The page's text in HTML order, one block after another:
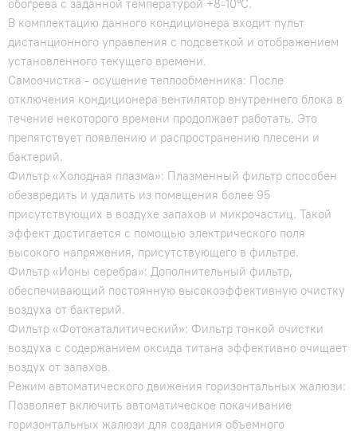
обогрева с заданной температурой +8-10°С.
В комплектацию данного кондиционера входит пульт
дистанционного управления с подсветкой и отображением
установленного текущего времени.
Самоочистка - осушение теплообменника: После
отключения кондиционера вентилятор внутреннего блока в
течение некоторого времени продолжает работать. Это
препятствует появлению и распространению плесени и
бактерий.
Фильтр «Холодная плазма»: Плазменный фильтр способен
обезвредить и удалить из помещения более 95
присутствующих в воздухе запахов и микрочастиц. Такой
эффект достигается с помощью электрического поля
высокого напряжения, присутствующего в фильтре.
Фильтр «Ионы серебра»: Дополнительный фильтр,
обеспечивающий постоянную высокоэффективную очистку
воздуха от бактерий.
Фильтр «Фотокаталитический»: Фильтр тонкой очистки
воздуха с содержанием оксида титана эффективно очищает
воздух от запахов.
Режим автоматического движения горизонтальных жалюзи:
Позволяет включить автоматическое покачивание
горизонтальных жалюзи для создания объемного